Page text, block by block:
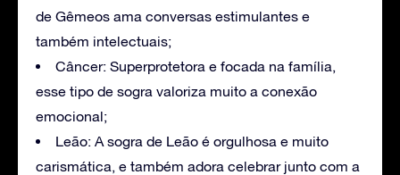
de Gêmeos ama conversas estimulantes e
também intelectuais;
Câncer: Superprotetora e focada na família,
esse tipo de sogra valoriza muito a conexão
emocional;
Leão: A sogra de Leão é orgulhosa e muito
carismática, e também adora celebrar junto com a